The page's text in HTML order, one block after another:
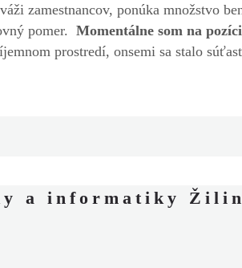
zamestnancov, ponúka množstvo
pomer. Momentálne som na
prostredí, onsemi sa stalo
a informatiky